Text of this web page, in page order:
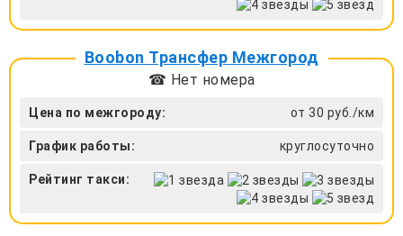
Boobon Трансфер Межгород
☎ Нет номера
Цена по межгороду: от 30 руб./км
График работы: круглосуточно
Рейтинг такси: